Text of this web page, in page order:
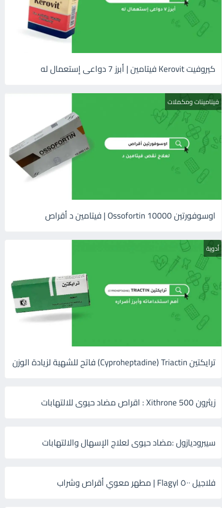
كيروفيت Kerovit فيتامين | أبرز 7 دواعى إستعمال له
فيتامينات ومكملات
اوسوفورتين 10000 Ossofortin | فيتامين د أقراص
أدوية
ترايكتين Cyproheptadine) Triactin) فاتح للشهية لزيادة الوزن
زيثرون 500 Xithrone : اقراص مضاد حيوى للالتهابات
سيبروديازول :مضاد حيوى لعلاج الإسهال والالتهابات
فلاجيل ٥٠٠ Flagyl | مطهر معوي أقراص وشراب